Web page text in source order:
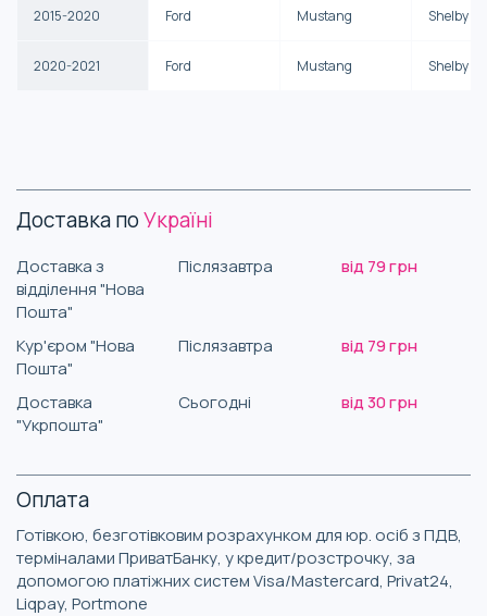
2015-2020 Ford Mustang Shelby
2020-2021 Ford Mustang Shelby
Доставка поУкраїні
Доставка з
відділення "Нова
Пошта"
Післязавтра від 79 грн
Кур'єром "Нова
Пошта"
Післязавтра від 79 грн
Доставка
"Укрпошта"
Сьогодні від 30 грн
Оплата
Готівкою, безготівковим розрахунком для юр. осіб з ПДВ,
терміналами ПриватБанку, у кредит/розстрочку, за
допомогою платіжних систем Visa/Mastercard, Privat24,
Liqpay, Portmone